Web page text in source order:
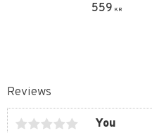
Reviews
You
559 KR